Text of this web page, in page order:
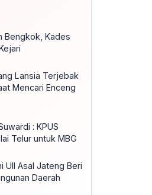
Bengkok, Kades
Lansia Terjebak
Mencari Enceng
: KPUS
Telur untuk MBG
UII Asal Jateng Beri
Daerah